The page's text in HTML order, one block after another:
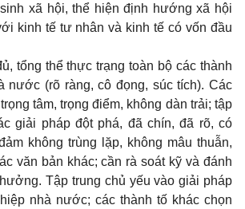
xã hội, thể hiện định hướng xã hội
kinh tế tư nhân và kinh tế có vốn đầu
tổng thể thực trạng toàn bộ các thành
nước (rõ ràng, cô đọng, súc tích). Các
tâm, trọng điểm, không dàn trải; tập
giải pháp đột phá, đã chín, đã rõ, có
không trùng lặp, không mâu thuẫn,
văn bản khác; cần rà soát kỹ và đánh
Tập trung chủ yếu vào giải pháp
nhà nước; các thành tố khác chọn